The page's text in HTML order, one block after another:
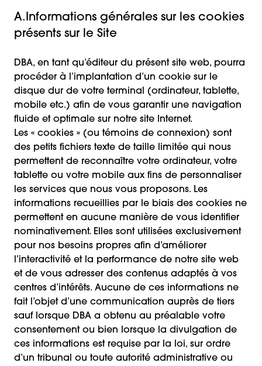
A.Informations générales sur les cookies
présents sur le Site
DBA, en tant qu’éditeur du présent site web, pourra
procéder à l’implantation d’un cookie sur le
disque dur de votre terminal (ordinateur, tablette,
mobile etc.) afin de vous garantir une navigation
fluide et optimale sur notre site Internet.
Les « cookies » (ou témoins de connexion) sont
des petits fichiers texte de taille limitée qui nous
permettent de reconnaître votre ordinateur, votre
tablette ou votre mobile aux fins de personnaliser
les services que nous vous proposons. Les
informations recueillies par le biais des cookies ne
permettent en aucune manière de vous identifier
nominativement. Elles sont utilisées exclusivement
pour nos besoins propres afin d’améliorer
l’interactivité et la performance de notre site web
et de vous adresser des contenus adaptés à vos
centres d’intérêts. Aucune de ces informations ne
fait l’objet d’une communication auprès de tiers
sauf lorsque DBA a obtenu au préalable votre
consentement ou bien lorsque la divulgation de
ces informations est requise par la loi, sur ordre
d’un tribunal ou toute autorité administrative ou